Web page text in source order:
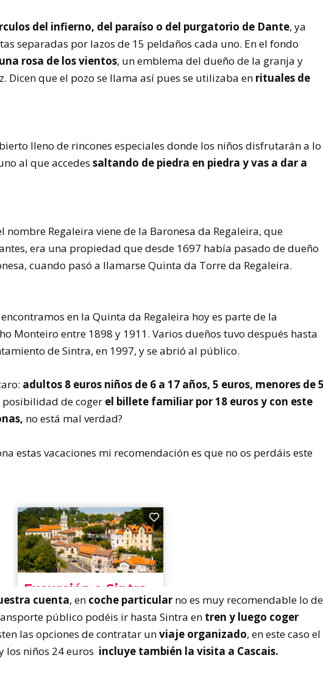
del infierno, del paraíso o del purgatorio de Dante, ya
separadas por lazos de 15 peldaños cada uno. En el fondo
una rosa de los vientos, un emblema del dueño de la granja y
Dicen que el pozo se llama así pues se utilizaba en rituales de
lleno de rincones especiales donde los niños disfrutarán a lo
al que accedessaltando de piedra en piedra y vas a dar a
Regaleira viene de la Baronesa da Regaleira, que
era una propiedad que desde 1697 había pasado de dueño
cuando pasó a llamarse Quinta da Torre da Regaleira.
en la Quinta da Regaleira hoy es parte de la
Monteiro entre 1898 y 1911. Varios dueños tuvo después hasta
de Sintra, en 1997, y se abrió al público.
adultos 8 euros niños de 6 a 17 años, 5 euros, menores de
posibilidad de coger el billete familiar por 18 euros y con este
no está mal verdad?
estas vacaciones mi recomendación es que no os perdáis este
cuenta, en coche particular no es muy recomendable lo de
público podéis ir hasta Sintra en tren y luego coger
las opciones de contratar unviaje organizado, en este caso el
los niños 24 euros incluye también la visita a Cascais.